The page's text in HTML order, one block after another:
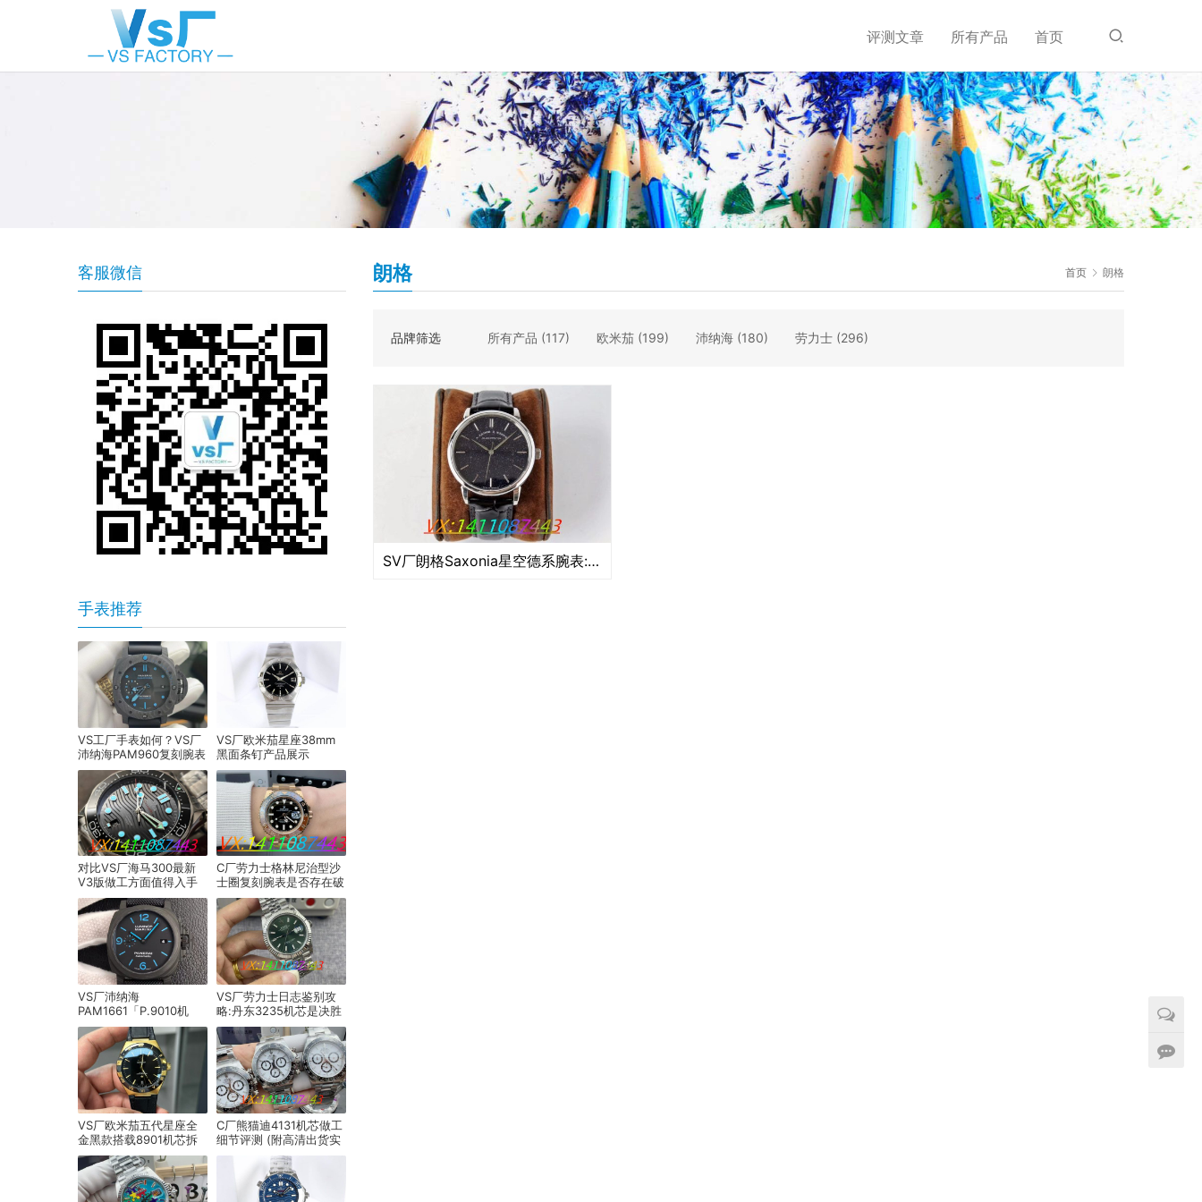
评测文章 所有产品 首页
首页 朗格
朗格
品牌筛选 所有产品 (117) 欧米茄 (199) 沛纳海 (180) 劳力士 (296)
SV厂朗格Saxonia星空德系腕表:极致工艺的细节呈现​
客服微信
手表推荐
VS工厂手表如何？VS厂
沛纳海PAM960复刻腕表
细节评测
VS厂欧米茄星座38mm
黑面条钉产品展示
对比VS厂海马300最新
V3版做工方面值得入手
吗？
C厂劳力士格林尼治型沙
士圈复刻腕表是否存在破
绽？
VS厂沛纳海
PAM1661「P.9010机
芯」产品展示
VS厂劳力士日志鉴别攻
略:丹东3235机芯是决胜
关键
VS厂欧米茄五代星座全
金黑款搭载8901机芯拆
机详测
C厂熊猫迪4131机芯做工
细节评测 (附高清出货实